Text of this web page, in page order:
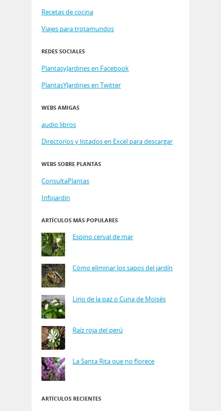
Recetas de cocina
Viajes para trotamundos
REDES SOCIALES
PlantasyJardines en Facebook
PlantasYJardines en Twitter
WEBS AMIGAS
audio libros
Directorios y listados en Excel para descargar
WEBS SOBRE PLANTAS
ConsultaPlantas
Infojardin
ARTÍCULOS MÁS POPULARES
Espino cerval de mar
Cómo eliminar los sapos del jardín
Lirio de la paz o Cuna de Moisés
Raíz roja del perú
La Santa Rita que no florece
ARTÍCULOS RECIENTES